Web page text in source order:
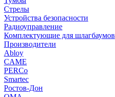
Стрелы
Устройства безопасности
Радиоуправление
Комплектующие для шлагбаумов
Производители
Abloy
CAME
PERCo
Smartec
Ростов-Дон